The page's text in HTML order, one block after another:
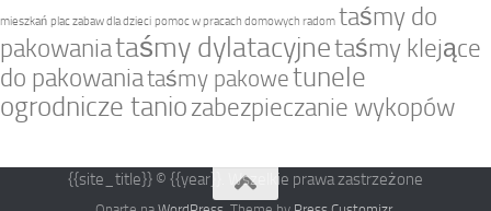
mieszkań plac zabaw dla dzieci pomoc w pracach domowych radom taśmy do
pakowaniataśmy dylatacyjnetaśmy klejące
do pakowaniataśmy pakowetunele
ogrodnicze taniozabezpieczanie wykopów
{{site_title}} © {{year}}. Wszelkie prawa zastrzeżone